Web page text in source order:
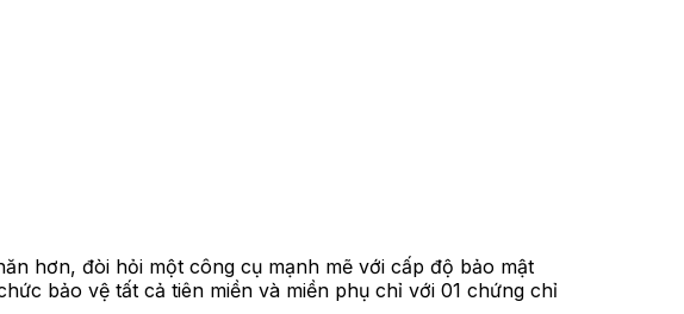
hơn, đòi hỏi một công cụ mạnh mẽ với cấp độ bảo mật
bảo vệ tất cả tiên miền và miền phụ chỉ với 01 chứng chỉ